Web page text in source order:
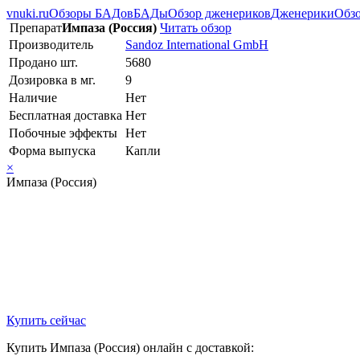
vnuki.ruОбзоры БАДовБАДыОбзор дженериковДженерики
ПрепаратИмпаза (Россия) Читать обзор
Производитель
Sandoz International GmbH
Продано шт.
5680
Дозировка в мг.
9
Наличие
Нет
Бесплатная доставка Нет
Побочные эффекты Нет
Форма выпуска
Капли
×
Импаза (Россия)
Купить сейчас
Купить Импаза (Россия) онлайн с доставкой: